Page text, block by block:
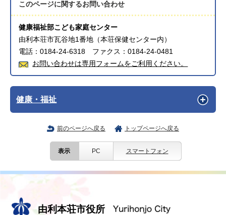
このページに関するお問い合わせ
健康福祉部こども家庭センター
由利本荘市瓦谷地1番地（本荘保健センター内）
電話：0184-24-6318 ファクス：0184-24-0481
お問い合わせは専用フォームをご利用ください。
健康・福祉
前のページへ戻る トップページへ戻る
表示 PC スマートフォン
由利本荘市役所